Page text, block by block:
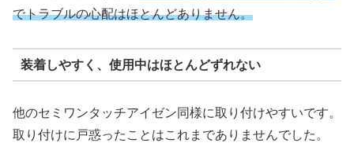
でトラブルの心配はほとんどありません。
装着しやすく、使用中はほとんどずれない
他のセミワンタッチアイゼン同様に取り付けやすいです。
取り付けに戸惑ったことはこれまでありませんでした。